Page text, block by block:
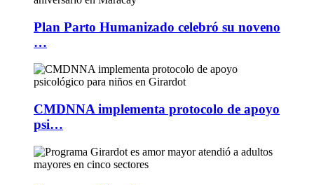
Plan Parto Humanizado celebró su noveno
…
CMDNNA implementa protocolo de apoyo
psi…